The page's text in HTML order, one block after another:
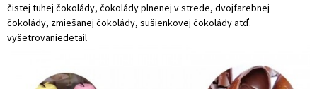
čistej tuhej čokolády, čokolády plnenej v strede, dvojfarebnej
čokolády, zmiešanej čokolády, sušienkovej čokolády atď.
vyšetrovaniedetail